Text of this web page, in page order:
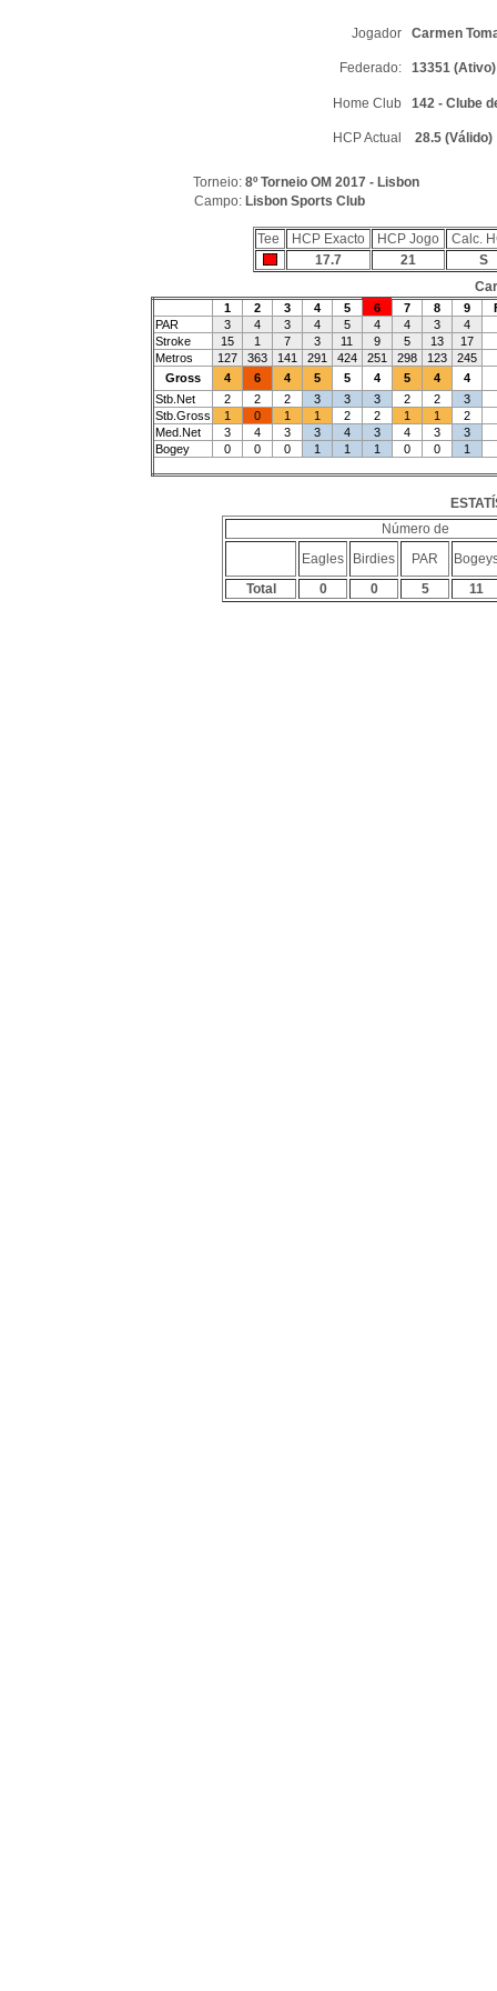
Jogador Carmen
Federado: 13351 (Ativo)
Home Club 142 - Clube
HCP Actual 28.5 (Válido)
Torneio: 8º Torneio OM 2017 - Lisbon
Campo: Lisbon Sports Club
Tee HCP Exacto HCP Jogo
Calc.
17.7
21
S
1 2 3 4 5 6 7 8 9
PAR
3 4 3 4 5 4 4 3
4
Stroke
15 1 7 3 11 9 5 13
17
Metros
127 363 141 291 424 251 298 123 245
Gross
4 6 4 5 5 4 5 4
4
Stb.Net
2 2 2 3 3 3 2 2
3
Stb.Gross
1 0 1 1 2 2 1 1
2
Med.Net
3 4 3 3 4 3 4 3
3
Bogey
0 0 0 1 1 1 0 0 1
Número de
Eagles
Birdies PAR
Total
0 0 5 11